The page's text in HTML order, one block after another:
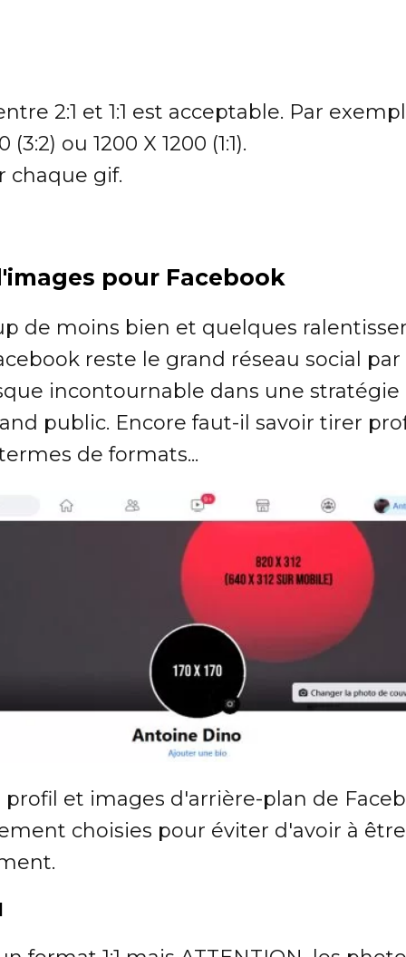
2:1 et 1:1 est acceptable. Par
(3:2) ou 1200 X 1200 (1:1).
chaque gif.
pour Facebook
de moins bien et quelques
reste le grand réseau social
incontournable dans une stratégie
public. Encore faut-il savoir tirer
de formats...
profil et images d'arrière-plan de
choisies pour éviter d'avoir à